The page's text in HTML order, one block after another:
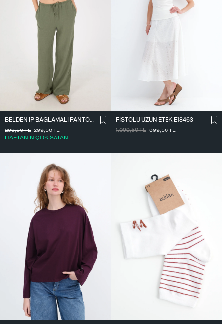
BELDEN İ̇P BAĞLAMALI PANTOLON PN16372-İ6
299,50TL
HAFTANIN ÇOK SATANI
299,50TL
FISTOLU UZUN ETEK E18463
1.099,50TL 399,50TL